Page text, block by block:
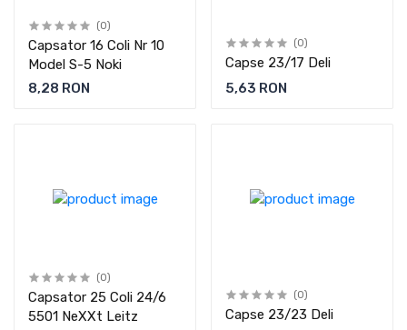
(0)
Capsator 16 Coli Nr 10
Model S-5 Noki
8,28 RON
(0)
Capse 23/17 Deli
5,63 RON
(0)
Capsator 25 Coli 24/6
5501 NeXXt Leitz
(0)
Capse 23/23 Deli